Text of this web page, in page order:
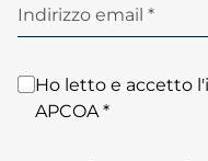
Indirizzo email *
Ho letto e accetto
APCOA *